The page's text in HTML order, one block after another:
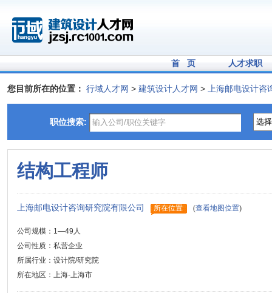
首 页 人才求职
您目前所在的位置： 行域人才网 > 建筑设计人才网 > 上海邮电设计
职位搜索:
结构工程师
上海邮电设计咨询研究院有限公司 所在位置 (查看地图位置)
公司规模：1—49人
公司性质：私营企业
所属行业：设计院/研究院
所在地区：上海-上海市